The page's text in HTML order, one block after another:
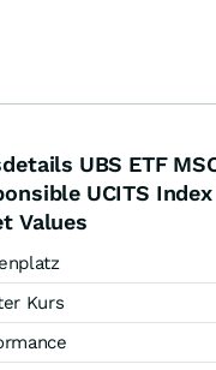
UBS ETF
UCITS
Values
Kurs